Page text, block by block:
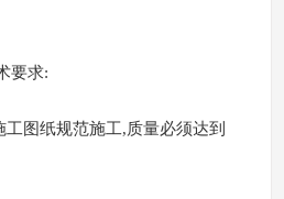
要求:
图纸规范施工,质量必须达到